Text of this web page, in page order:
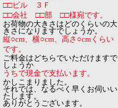
□□ビル ３Ｆ
□□会社 □□部 □□様宛です。
お荷物の大きさはどのくらいの大
きさになりますでしょうか。
縦○cm、横○cm、高さ○cmくらい
です。
ご料金はどちらでいただけますで
しょうか
うちで現金で支払います。
かしこまりました。
それでは、なるべく早くお伺いい
たします。
ありがとうございます。